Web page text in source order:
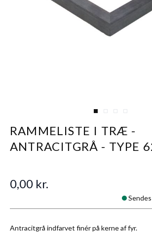
View larger image
View larger
ViewView
RAMMELISTE I TRÆ -
ANTRACITGRÅ - TYPE
Antracitgrå indfarvet finér på kerne af fyr.
0,00 kr.